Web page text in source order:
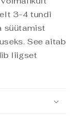
3-4 tundi
süütamist
See aitab
liigset